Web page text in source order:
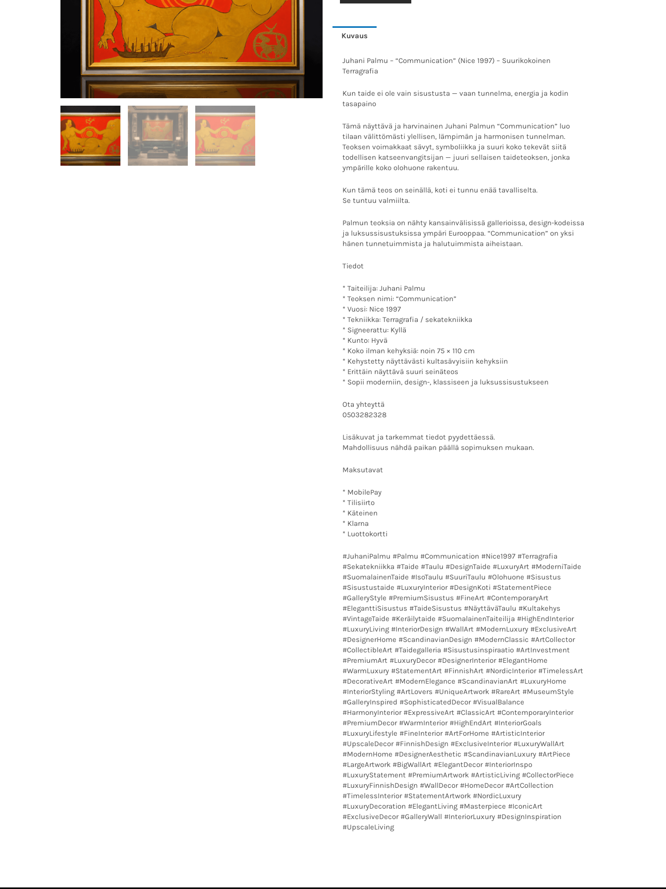
“Communication”
1997)
määrä
Kuvaus
Juhani Palmu – “Communication” (Nice 1997) – Suurikokoinen
Terragrafia
Kun taide ei ole vain sisustusta — vaan tunnelma, energia ja kodin
tasapaino
Tämä näyttävä ja harvinainen Juhani Palmun “Communication” luo
tilaan välittömästi ylellisen, lämpimän ja harmonisen tunnelman.
Teoksen voimakkaat sävyt, symboliikka ja suuri koko tekevät siitä
todellisen katseenvangitsijan — juuri sellaisen taideteoksen, jonka
ympärille koko olohuone rakentuu.
Kun tämä teos on seinällä, koti ei tunnu enää tavalliselta.
Se tuntuu valmiilta.
Palmun teoksia on nähty kansainvälisissä gallerioissa, design-kodeissa
ja luksussisustuksissa ympäri Eurooppaa. “Communication” on yksi
hänen tunnetuimmista ja halutuimmista aiheistaan.
Tiedot
* Taiteilija: Juhani Palmu
* Teoksen nimi: “Communication”
* Vuosi: Nice 1997
* Tekniikka: Terragrafia / sekatekniikka
* Signeerattu: Kyllä
* Kunto: Hyvä
* Koko ilman kehyksiä: noin 75 × 110 cm
* Kehystetty näyttävästi kultasävyisiin kehyksiin
* Erittäin näyttävä suuri seinäteos
* Sopii moderniin, design-, klassiseen ja luksussisustukseen
Ota yhteyttä
0503282328
Lisäkuvat ja tarkemmat tiedot pyydettäessä.
Mahdollisuus nähdä paikan päällä sopimuksen mukaan.
Maksutavat
* MobilePay
* Tilisiirto
* Käteinen
* Klarna
* Luottokortti
#JuhaniPalmu #Palmu #Communication #Nice1997 #Terragrafia
#Sekatekniikka #Taide #Taulu #DesignTaide #LuxuryArt #ModerniTaide
#SuomalainenTaide #IsoTaulu #SuuriTaulu #Olohuone #Sisustus
#Sisustustaide #LuxuryInterior #DesignKoti #StatementPiece
#GalleryStyle #PremiumSisustus #FineArt #ContemporaryArt
#EleganttiSisustus #TaideSisustus #NäyttäväTaulu #Kultakehys
#VintageTaide #Keräilytaide #SuomalainenTaiteilija #HighEndInterior
#LuxuryLiving #InteriorDesign #WallArt #ModernLuxury #ExclusiveArt
#DesignerHome #ScandinavianDesign #ModernClassic #ArtCollector
#CollectibleArt #Taidegalleria #Sisustusinspiraatio #ArtInvestment
#PremiumArt #LuxuryDecor #DesignerInterior #ElegantHome
#WarmLuxury #StatementArt #FinnishArt #NordicInterior #TimelessArt
#DecorativeArt #ModernElegance #ScandinavianArt #LuxuryHome
#InteriorStyling #ArtLovers #UniqueArtwork #RareArt #MuseumStyle
#GalleryInspired #SophisticatedDecor #VisualBalance
#HarmonyInterior #ExpressiveArt #ClassicArt #ContemporaryInterior
#PremiumDecor #WarmInterior #HighEndArt #InteriorGoals
#LuxuryLifestyle #FineInterior #ArtForHome #ArtisticInterior
#UpscaleDecor #FinnishDesign #ExclusiveInterior #LuxuryWallArt
#ModernHome #DesignerAesthetic #ScandinavianLuxury #ArtPiece
#LargeArtwork #BigWallArt #ElegantDecor #InteriorInspo
#LuxuryStatement #PremiumArtwork #ArtisticLiving #CollectorPiece
#LuxuryFinnishDesign #WallDecor #HomeDecor #ArtCollection
#TimelessInterior #StatementArtwork #NordicLuxury
#LuxuryDecoration #ElegantLiving #Masterpiece #IconicArt
#ExclusiveDecor #GalleryWall #InteriorLuxury #DesignInspiration
#UpscaleLiving